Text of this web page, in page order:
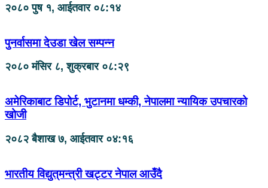
२०८० पुष १, आईतवार ०८:१४
पुनर्वासमा देउडा खेल सम्पन्न
२०८० मंसिर ८, शुक्रबार ०८:२९
अमेरिकाबाट डिपोर्ट, भुटानमा धम्की, नेपालमा न्यायिक उपचारको
खोजी
२०८२ बैशाख ७, आईतवार ०४:१६
भारतीय विद्युत्‌मन्त्री खट्टर नेपाल आउँदै